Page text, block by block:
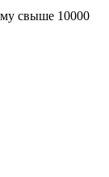
свыше 10000